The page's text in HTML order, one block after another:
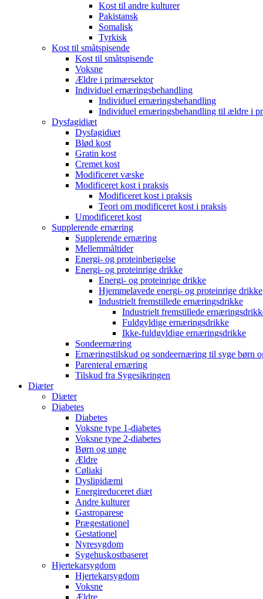
Kost til andre kulturer
Pakistansk
Somalisk
Tyrkisk
Kost til småtspisende
Kost til småtspisende
Voksne
Ældre i primærsektor
Individuel ernæringsbehandling
Individuel ernæringsbehandling
Individuel ernæringsbehandling til ældre i
Dysfagidiæt
Dysfagidiæt
Blød kost
Gratin kost
Cremet kost
Modificeret væske
Modificeret kost i praksis
Modificeret kost i praksis
Teori om modificeret kost i praksis
Umodificeret kost
Supplerende ernæring
Supplerende ernæring
Mellemmåltider
Energi- og proteinberigelse
Energi- og proteinrige drikke
Energi- og proteinrige drikke
Hjemmelavede energi- og proteinrige drikke
Industrielt fremstillede ernæringsdrikke
Industrielt fremstillede
Fuldgyldige ernæringsdrikke
Ikke-fuldgyldige ernæringsdrikke
Sondeernæring
Ernæringstilskud og sondeernæring til syge børn
Parenteral ernæring
Tilskud fra Sygesikringen
Diæter
Diæter
Diabetes
Diabetes
Voksne type 1-diabetes
Voksne type 2-diabetes
Børn og unge
Ældre
Cøliaki
Dyslipidæmi
Energireduceret diæt
Andre kulturer
Gastroparese
Prægestationel
Gestationel
Nyresygdom
Sygehuskostbaseret
Hjertekarsygdom
Hjertekarsygdom
Voksne
Ældre